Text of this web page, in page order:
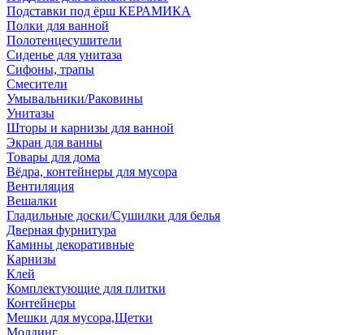
Подставки под ёрш КЕРАМИКА
Полки для ванной
Полотенцесушители
Сиденье для унитаза
Сифоны, трапы
Смесители
Умывальники/Раковины
Унитазы
Шторы и карнизы для ванной
Экран для ванны
Товары для дома
Вёдра, контейнеры для мусора
Вентиляция
Вешалки
Гладильные доски/Сушилки для белья
Дверная фурнитура
Камины декоративные
Карнизы
Клей
Комплектующие для плитки
Контейнеры
Мешки для мусора,Щетки
Молдинг